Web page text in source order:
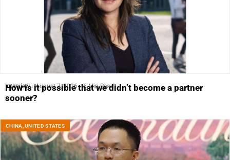
Interview August 7, 2026 6 Min Read
How is it possible that we didn’t become a partner
sooner?
CHINA,UNITED STATES